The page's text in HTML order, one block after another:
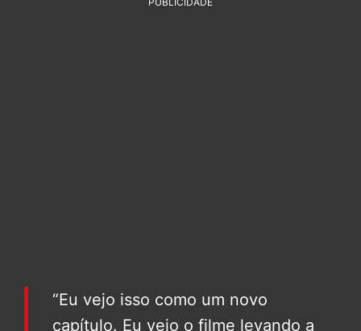
“Eu vejo isso como um novo
capítulo. Eu vejo o filme levando a